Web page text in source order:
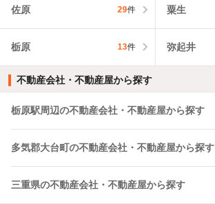
佐原 29件 粟生
栃原 13件 弥起井
不動産会社・不動産屋から探す
栃原駅周辺の不動産会社・不動産屋から探す
多気郡大台町の不動産会社・不動産屋から探す
三重県の不動産会社・不動産屋から探す